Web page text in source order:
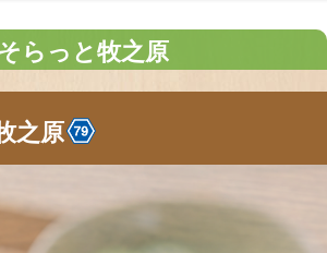
らっと牧之原
之原